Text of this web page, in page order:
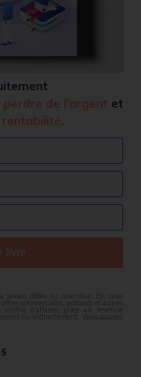
perdre de l'argent et
.
livre
jamais cédée ni revendue. En vous
commerciales, podcasts et autres
d'affaires grâce au revenue
ou indirectement. Vous pouvez